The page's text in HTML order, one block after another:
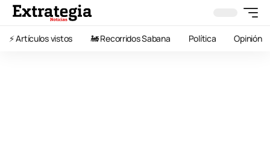
⚡️ Artículos vistos 🚂 Recorridos Sabana Política Opinión